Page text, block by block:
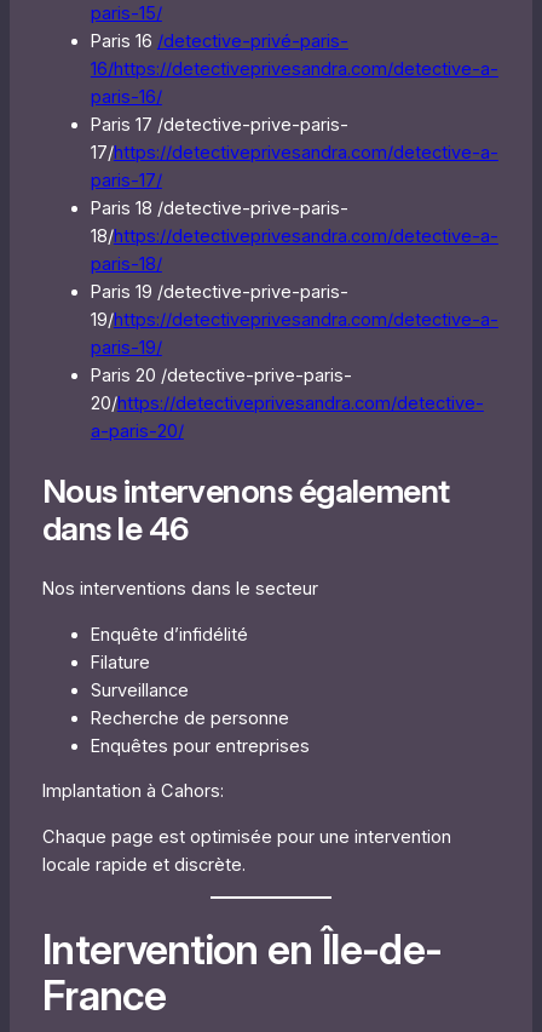
paris-15/
Paris 16 /detective-privé-paris-
16/https://detectiveprivesandra.com/detective-a-
paris-16/
Paris 17 /detective-prive-paris-
17/https://detectiveprivesandra.com/detective-a-
paris-17/
Paris 18 /detective-prive-paris-
18/https://detectiveprivesandra.com/detective-a-
paris-18/
Paris 19 /detective-prive-paris-
19/https://detectiveprivesandra.com/detective-a-
paris-19/
Paris 20 /detective-prive-paris-
20/https://detectiveprivesandra.com/detective-
a-paris-20/
Nous intervenons également
dans le 46
Nos interventions dans le secteur
Enquête d’infidélité
Filature
Surveillance
Recherche de personne
Enquêtes pour entreprises
Implantation à Cahors:
Chaque page est optimisée pour une intervention
locale rapide et discrète.
Intervention en Île-de-
France